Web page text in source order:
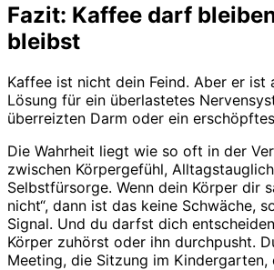
Fazit: Kaffee darf
bleibst
Kaffee ist nicht dein Feind. Aber er ist
Lösung für ein überlastetes
überreizten Darm oder ein
Die Wahrheit liegt wie so oft in der
zwischen Körpergefühl,
Selbstfürsorge. Wenn dein Körper dir
nicht“, dann ist das keine Schwäche,
Signal. Und du darfst dich
Körper zuhörst oder ihn durchpusht.
Meeting, die Sitzung im Kindergarten,